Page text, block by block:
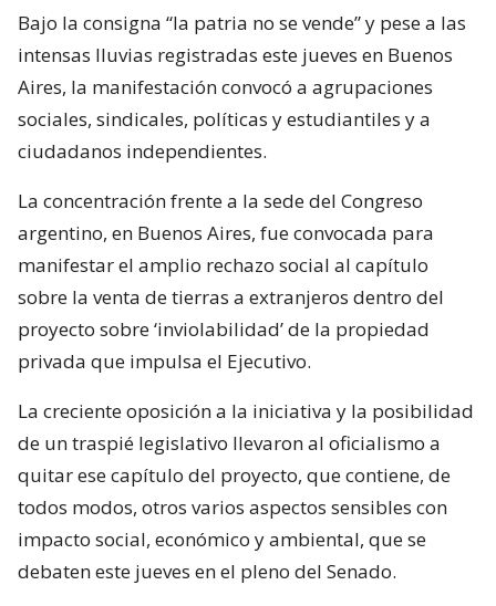
Bajo la consigna “la patria no se vende” y pese a las
intensas lluvias registradas este jueves en Buenos
Aires, la manifestación convocó a agrupaciones
sociales, sindicales, políticas y estudiantiles y a
ciudadanos independientes.
La concentración frente a la sede del Congreso
argentino, en Buenos Aires, fue convocada para
manifestar el amplio rechazo social al capítulo
sobre la venta de tierras a extranjeros dentro del
proyecto sobre ‘inviolabilidad’ de la propiedad
privada que impulsa el Ejecutivo.
La creciente oposición a la iniciativa y la posibilidad
de un traspié legislativo llevaron al oficialismo a
quitar ese capítulo del proyecto, que contiene, de
todos modos, otros varios aspectos sensibles con
impacto social, económico y ambiental, que se
debaten este jueves en el pleno del Senado.